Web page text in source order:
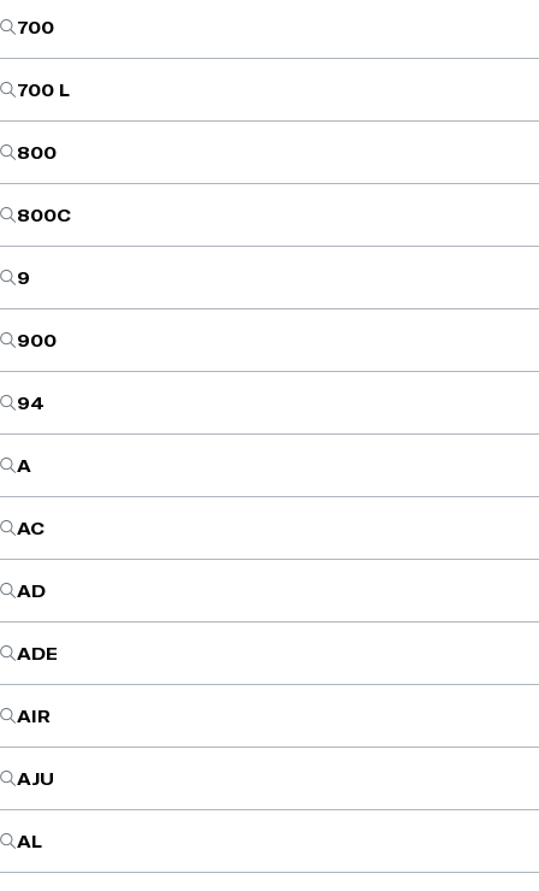
700
700 L
800
800C
9
900
94
A
AC
AD
ADE
AIR
AJU
AL